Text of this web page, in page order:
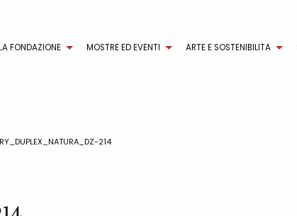
FONDAZIONE MOSTRE ED EVENTI ARTE E SOSTENIBILITA
214